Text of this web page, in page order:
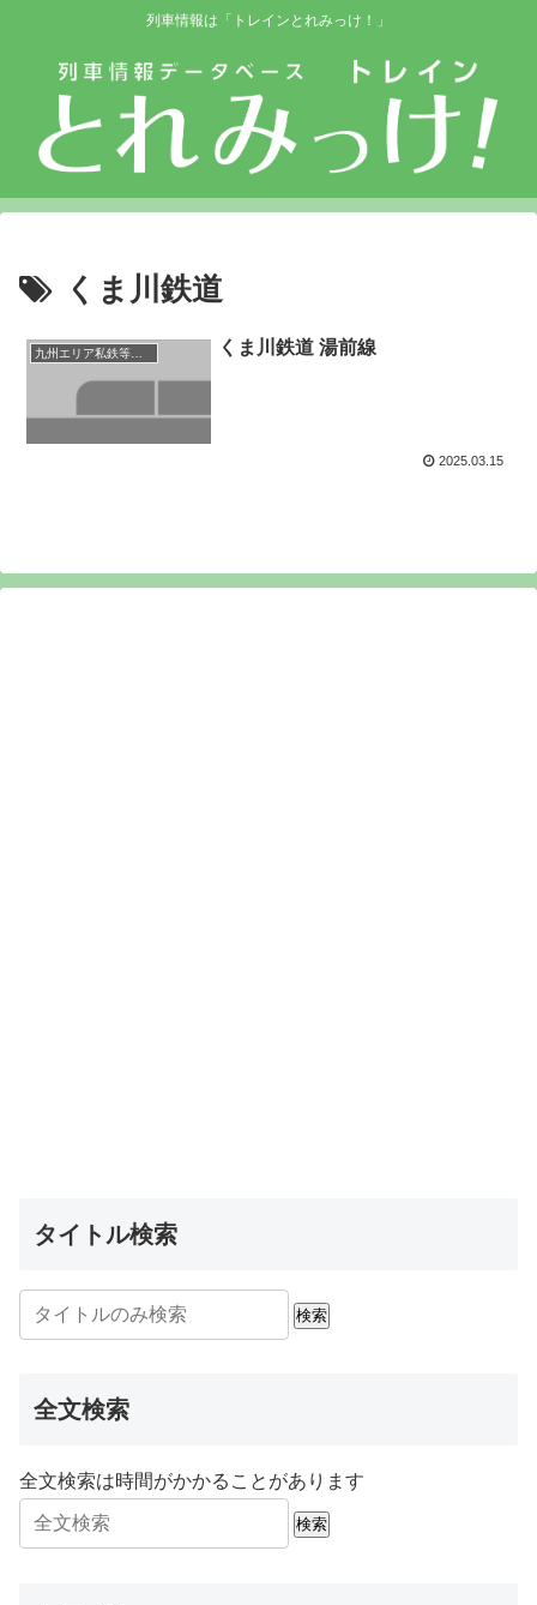
列車情報は「トレインとれみっけ！」
くま川鉄道
九州エリア私鉄等路線 くま川鉄道 湯前線
2025.03.15
タイトル検索
検索
全文検索
全文検索は時間がかかることがあります
検索